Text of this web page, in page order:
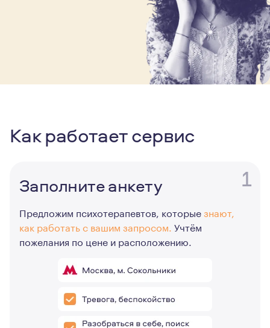
Как работает сервис
1
Заполните анкету
Предложим психотерапевтов, которыезнают,
как работать с вашим запросом. Учтём
пожелания по цене и расположению.